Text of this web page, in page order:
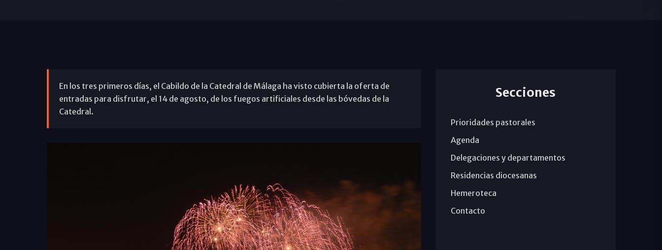
En los tres primeros días, el Cabildo de la Catedral de Málaga ha visto cubierta la oferta de
entradas para disfrutar, el 14 de agosto, de los fuegos artificiales desde las bóvedas de la
Catedral.
Secciones
Prioridades pastorales
Agenda
Delegaciones y departamentos
Residencias diocesanas
Hemeroteca
Contacto